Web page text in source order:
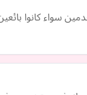
سواء كانوا